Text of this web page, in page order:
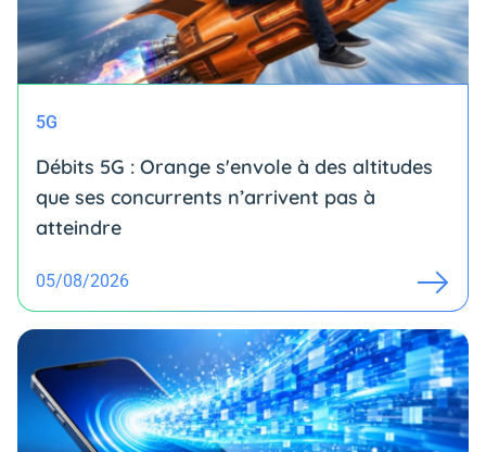
5G
Débits 5G : Orange s'envole à des altitudes
que ses concurrents n’arrivent pas à
atteindre
05/08/2026